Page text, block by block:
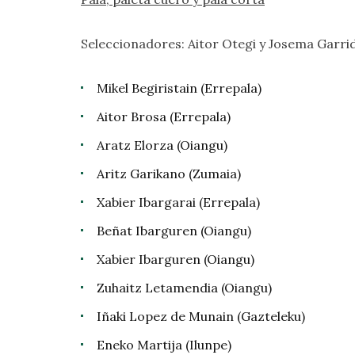
Seleccionadores: Aitor Otegi y Josema
Mikel Begiristain (Errepala)
Aitor Brosa (Errepala)
Aratz Elorza (Oiangu)
Aritz Garikano (Zumaia)
Xabier Ibargarai (Errepala)
Beñat Ibarguren (Oiangu)
Xabier Ibarguren (Oiangu)
Zuhaitz Letamendia (Oiangu)
Iñaki Lopez de Munain (Gazteleku)
Eneko Martija (Ilunpe)